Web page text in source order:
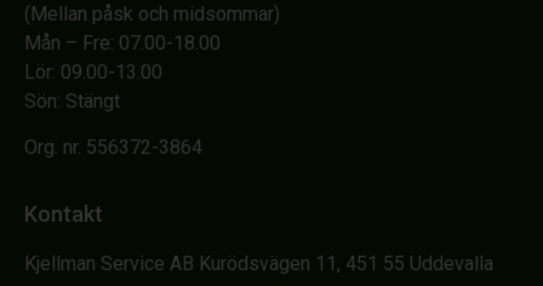
(Mellan påsk och midsommar)
Mån – Fre: 07.00-18.00
Lör: 09.00-13.00
Sön: Stängt
Org. nr. 556372-3864
Kontakt
Kjellman Service AB Kurödsvägen 11, 451 55 Uddevalla